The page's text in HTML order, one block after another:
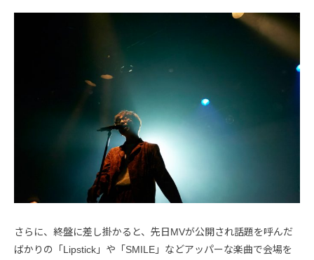
さらに、終盤に差し掛かると、先日MVが公開され話題を呼んだ
ばかりの「Lipstick」や「SMILE」などアッパーな楽曲で会場を